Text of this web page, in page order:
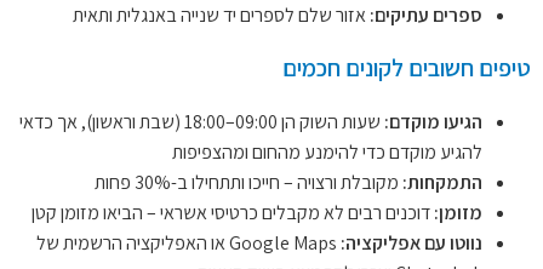
ספרים עתיקים:אזור שלם לספרים יד שנייה באנגלית ותאית
טיפים חשובים לקונים חכמים
הגיעו מוקדם:
שעות השוק הן 09:00–18:00 (שבת וראשון), אך כדאי
להגיע מוקדם כדי להימנע מהחום ומהצפיפות
התמקחות: מקובלת ורצויה – חייכו ותתחילו ב-30% פחות
מזומן:דוכנים רבים לא מקבלים כרטיסי אשראי – הביאו מזומן קטן
נווטו עם אפליקציה:
Google Maps או האפליקציה הרשמית של